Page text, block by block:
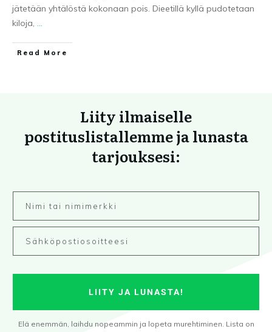
jätetään yhtälöstä kokonaan pois. Dieetillä kyllä pudotetaan
kiloja, ...
Read More
Liity ilmaiselle
postituslistallemme ja lunasta
tarjouksesi:
LIITY JA LUNASTA!
Elä enemmän, laihdu nopeammin ja lopeta murehtiminen. Lista on